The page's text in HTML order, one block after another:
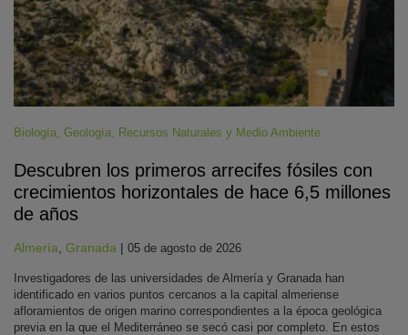
Biología, Geología, Recursos Naturales y Medio Ambiente
Descubren los primeros arrecifes fósiles con
crecimientos horizontales de hace 6,5 millones
de años
Almería Granada | 05 de agosto de 2026
Investigadores de las universidades de Almería y Granada han
identificado en varios puntos cercanos a la capital almeriense
afloramientos de origen marino correspondientes a la época geológica
previa en la que el Mediterráneo se secó casi por completo. En estos